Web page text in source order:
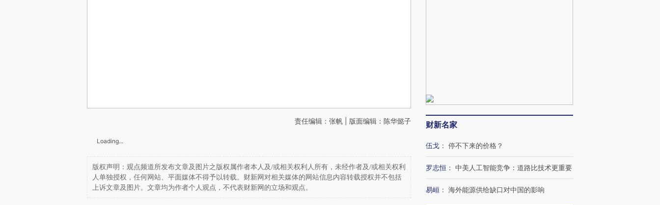
责任编辑：张帆 | 版面编辑：陈华懿子
Loading...
版权声明：观点频道所发布文章及图片之版权属作者本人及/或相关权利人所有，未经作者及/或相关权利
人单独授权，任何网站、平面媒体不得予以转载。财新网对相关媒体的网站信息内容转载授权并不包括
上诉文章及图片。文章均为作者个人观点，不代表财新网的立场和观点。
财新名家
伍戈 ： 停不下来的价格？
罗志恒 ： 中美人工智能竞争：道路比技术更重要
易峘 ： 海外能源供给缺口对中国的影响